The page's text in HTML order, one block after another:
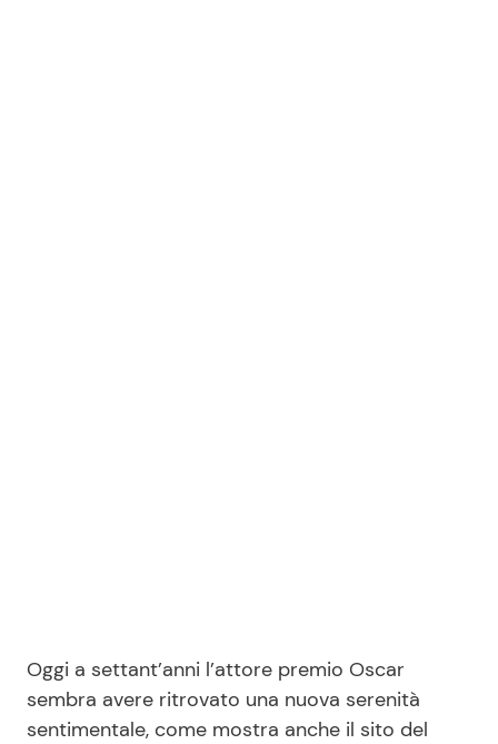
Oggi a settant’anni l’attore premio Oscar
sembra avere ritrovato una nuova serenità
sentimentale, come mostra anche il sito del